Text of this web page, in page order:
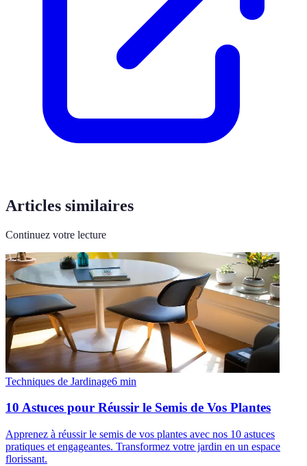
Articles similaires
Continuez votre lecture
Techniques de Jardinage6 min
10 Astuces pour Réussir le Semis de Vos Plantes
Apprenez à réussir le semis de vos plantes avec nos 10 astuces
pratiques et engageantes. Transformez votre jardin en un espace
florissant.